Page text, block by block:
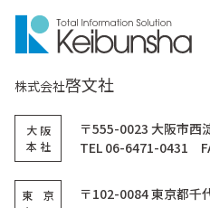
株式会社啓文社
大 阪
本 社
〒555-0023 大阪市西
TEL 06-6471-0431
東 京
〒102-0084 東京都千